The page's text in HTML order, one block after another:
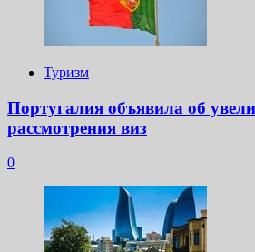
Туризм
Португалия объявила об
рассмотрения виз
0